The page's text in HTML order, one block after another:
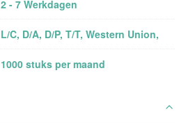
2 - 7 Werkdagen
L/C, D/A, D/P, T/T, Western Union,
1000 stuks per maand